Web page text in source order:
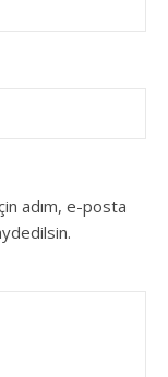
adım, e-posta